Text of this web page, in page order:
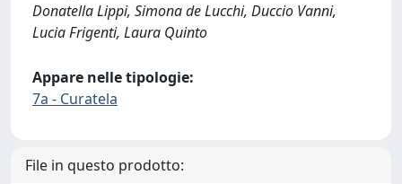
Donatella Lippi, Simona de Lucchi, Duccio Vanni,
Lucia Frigenti, Laura Quinto
Appare nelle tipologie:
7a - Curatela
File in questo prodotto: